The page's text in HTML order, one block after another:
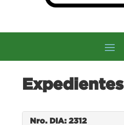
Expedientes
Nro. DIA: 2312